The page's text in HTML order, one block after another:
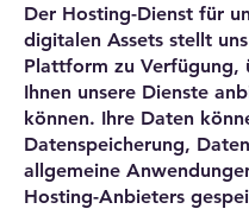
Der Hosting-Dienst für
digitalen Assets stellt
Plattform zu Verfügung,
Ihnen unsere Dienste
können. Ihre Daten
Datenspeicherung,
allgemeine
Hosting-Anbieters